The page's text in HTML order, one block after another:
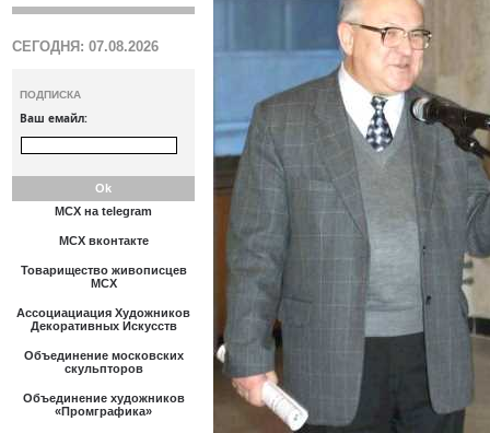
СЕГОДНЯ: 07.08.2026
ПОДПИСКА
Ваш емайл:
МСХ на telegram
МСХ вконтакте
Товарищество живописцев
МСХ
Ассоциациация Художников
Декоративных Искусств
Объединение московских
скульпторов
Объединение художников
«Промграфика»